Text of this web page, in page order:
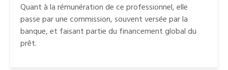
Quant à la rémunération de ce professionnel, elle
passe par une commission, souvent versée par la
banque, et faisant partie du financement global du
prêt.